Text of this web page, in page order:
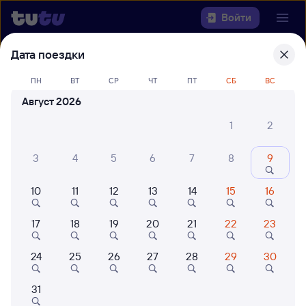
Войти
Выберите день, чтобы найти
билеты Ряжск-1 — Орша-
Центральная
Куда
Когда
Кто едет
Найти поезда
Дата поездки
ПН ВТ СР ЧТ ПТ СБ ВС
Август 2026
1
2
3 4 5 6 7 8 9
10 11 12 13 14 15 16
17 18 19 20 21 22 23
24 25 26 27 28 29 30
31